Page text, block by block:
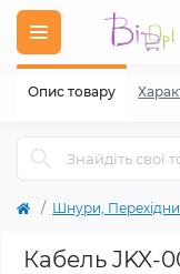
Шнури,
Кабель JKX-
Опис товару